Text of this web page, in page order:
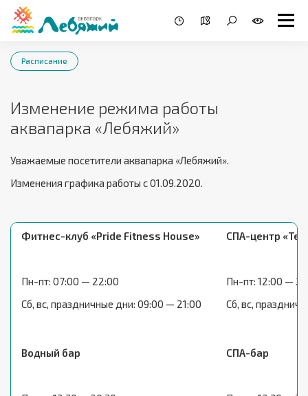
Расписание
Изменение режима работы
аквапарка «Лебяжий»
Уважаемые посетители аквапарка «Лебяжий».
Изменения графика работы с 01.09.2020.
Фитнес-клуб «Pride Fitness House»
Пн-пт: 07:00 — 22:00
Сб, вс, праздничные дни: 09:00 — 21:00
СПА-центр
Пн-пт: 12:00 —
Сб, вс,
Водный бар СПА-бар